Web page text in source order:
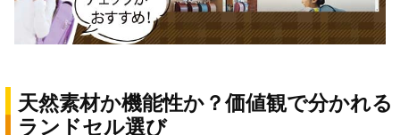
天然素材か機能性か？価値観で分かれる
ランドセル選び